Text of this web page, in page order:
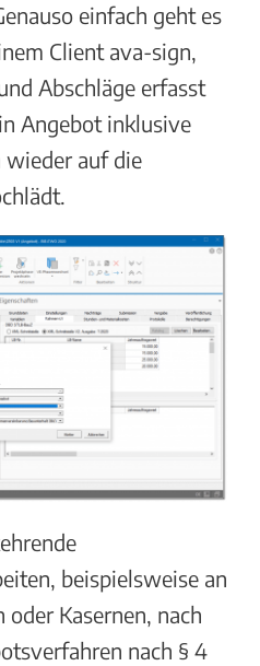
einfach geht es
Client ava-sign,
Abschläge erfasst
Angebot inklusive
wieder auf die
beispielsweise an
Kasernen, nach
nach § 4